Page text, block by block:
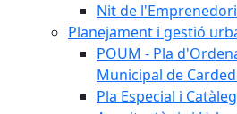
Nit de
Planejament i gestió
POUM - Pla
Municipal de
Pla Especial i